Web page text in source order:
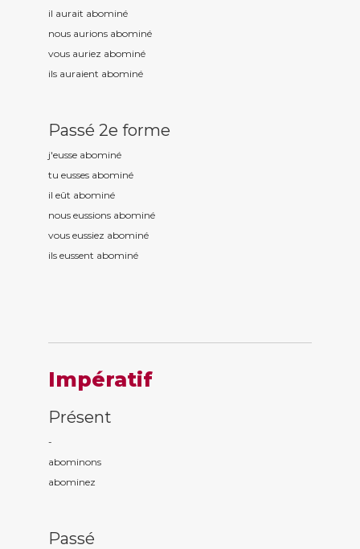
il aurait abominé
nous aurions abominé
vous auriez abominé
ils auraient abominé
Passé 2e forme
j'eusse abominé
tu eusses abominé
il eût abominé
nous eussions abominé
vous eussiez abominé
ils eussent abominé
Impératif
Présent
-
abominons
abominez
Passé